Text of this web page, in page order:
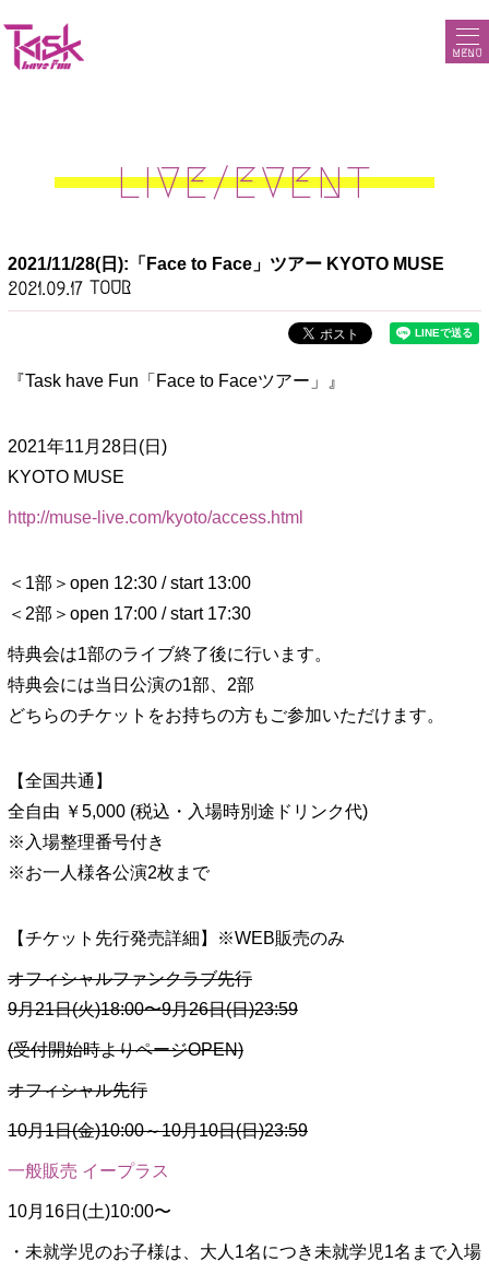
MENU
LIVE/EVENT
2021/11/28(日):「Face to Face」ツアー KYOTO MUSE
2021.09.17 TOUR
『Task have Fun「Face to Faceツアー」』
2021年11月28日(日)
KYOTO MUSE
http://muse-live.com/kyoto/access.html
＜1部＞open 12:30 / start 13:00
＜2部＞open 17:00 / start 17:30
特典会は1部のライブ終了後に行います。
特典会には当日公演の1部、2部
どちらのチケットをお持ちの方もご参加いただけます。
【全国共通】
全自由 ￥5,000 (税込・入場時別途ドリンク代)
※入場整理番号付き
※お一人様各公演2枚まで
【チケット先行発売詳細】※WEB販売のみ
オフィシャルファンクラブ先行
9月21日(火)18:00〜9月26日(日)23:59
(受付開始時よりページOPEN)
オフィシャル先行
10月1日(金)10:00～10月10日(日)23:59
一般販売 イープラス
10月16日(土)10:00〜
・未就学児のお子様は、大人1名につき未就学児1名まで入場